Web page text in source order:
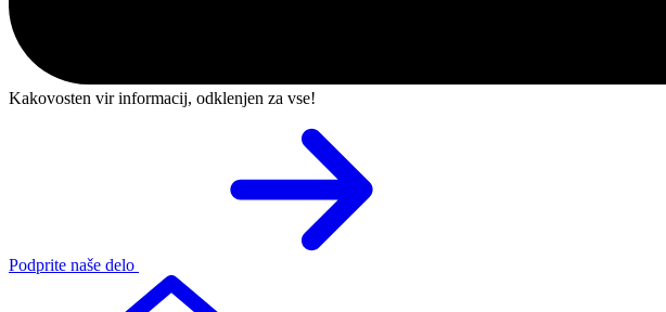
Kakovosten vir informacij, odklenjen za vse!
Podprite naše delo